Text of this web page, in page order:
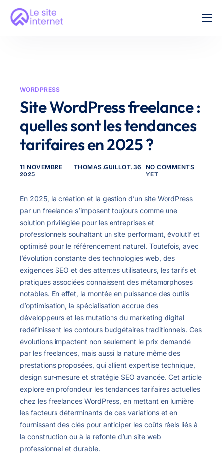
WORDPRESS
Site WordPress freelance :
quelles sont les tendances
tarifaires en 2025 ?
11 NOVEMBRE
2025
THOMAS.GUILLOT.36
NO COMMENTS
YET
En 2025, la création et la gestion d’un site WordPress
par un freelance s’imposent toujours comme une
solution privilégiée pour les entreprises et
professionnels souhaitant un site performant, évolutif et
optimisé pour le référencement naturel. Toutefois, avec
l’évolution constante des technologies web, des
exigences SEO et des attentes utilisateurs, les tarifs et
pratiques associées connaissent des métamorphoses
notables. En effet, la montée en puissance des outils
d’optimisation, la spécialisation accrue des
développeurs et les mutations du marketing digital
redéfinissent les contours budgétaires traditionnels. Ces
évolutions impactent non seulement le prix demandé
par les freelances, mais aussi la nature même des
prestations proposées, qui allient expertise technique,
design sur-mesure et stratégie SEO avancée. Cet article
explore en profondeur les tendances tarifaires actuelles
chez les freelances WordPress, en mettant en lumière
les facteurs déterminants de ces variations et en
fournissant des clés pour anticiper les coûts réels liés à
la construction ou à la refonte d’un site web
professionnel et durable.